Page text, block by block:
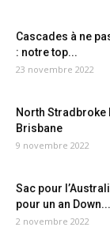
Cascades à ne
: notre top...
23 novembre 2022
North Stradbroke
Brisbane
9 novembre 2022
Sac pour
pour un an Down...
2 novembre 2022